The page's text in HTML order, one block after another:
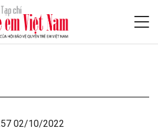
02/10/2022